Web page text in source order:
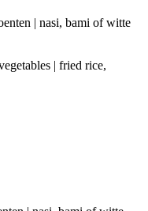
| nasi, bami of witte
| fried rice,